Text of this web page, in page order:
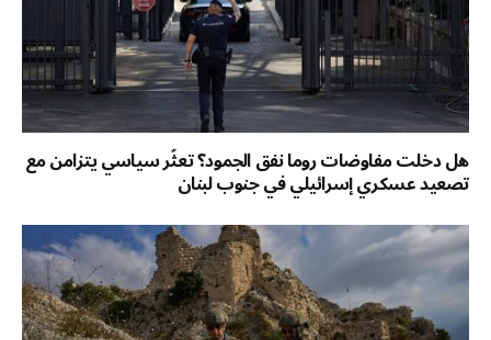
هل دخلت مفاوضات روما نفق الجمود؟ تعثّر سياسي يتزامن مع
تصعيد عسكري إسرائيلي في جنوب لبنان